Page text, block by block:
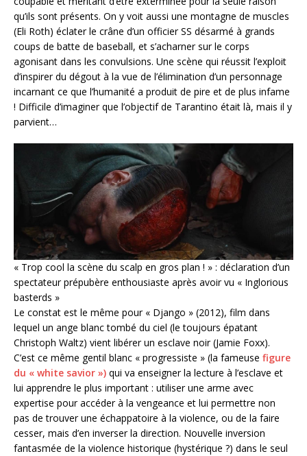
qu’ils sont présents. On y voit aussi une montagne de muscles
(Eli Roth) éclater le crâne d’un officier SS désarmé à grands
coups de batte de baseball, et s’acharner sur le corps
agonisant dans les convulsions. Une scène qui réussit l’exploit
d’inspirer du dégout à la vue de l’élimination d’un personnage
incarnant ce que l’humanité a produit de pire et de plus infame
! Difficile d’imaginer que l’objectif de Tarantino était là, mais il y
parvient…
« Trop cool la scène du scalp en gros plan ! » : déclaration d’un
spectateur prépubère enthousiaste après avoir vu « Inglorious
basterds »
Le constat est le même pour « Django » (2012), film dans
lequel un ange blanc tombé du ciel (le toujours épatant
Christoph Waltz) vient libérer un esclave noir (Jamie Foxx).
C’est ce même gentil blanc « progressiste » (la fameuse figure
du « white savior ») qui va enseigner la lecture à l’esclave et
lui apprendre le plus important : utiliser une arme avec
expertise pour accéder à la vengeance et lui permettre non
pas de trouver une échappatoire à la violence, ou de la faire
cesser, mais d’en inverser la direction. Nouvelle inversion
fantasmée de la violence historique (hystérique ?) dans le seul